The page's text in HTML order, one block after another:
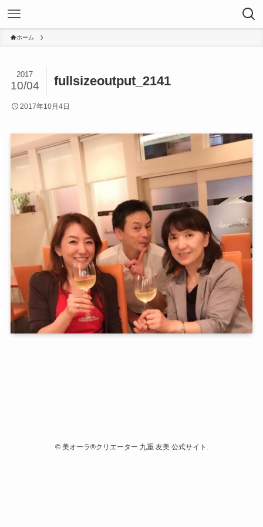
ホーム
fullsizeoutput_2141
2017
10/04
2017年10月4日
©美オーラ®クリエーター 九重 友美 公式サイト.